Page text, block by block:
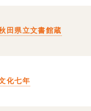
田県立文書館蔵
化七年